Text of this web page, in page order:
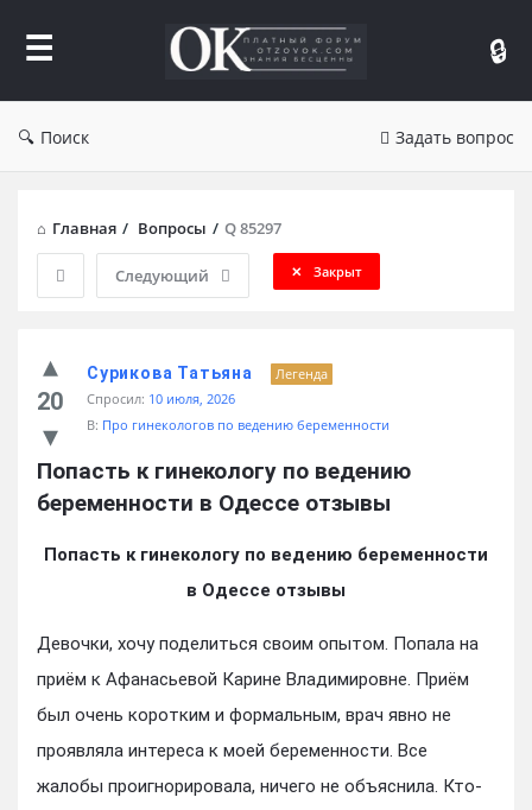
Отзывы
Поиск Задать вопрос
Главная / Вопросы / Q 85297
Следующий Закрыт
20
Сурикова Татьяна
Легенда
Спросил: 10 июля, 2026
В: Про гинекологов по ведению беременности
Попасть к гинекологу по ведению
беременности в Одессе отзывы
Попасть к гинекологу по ведению беременности
в Одессе отзывы
Девочки, хочу поделиться своим опытом. Попала на
приём к Афанасьевой Карине Владимировне. Приём
был очень коротким и формальным, врач явно не
проявляла интереса к моей беременности. Все
жалобы проигнорировала, ничего не объяснила. Кто-